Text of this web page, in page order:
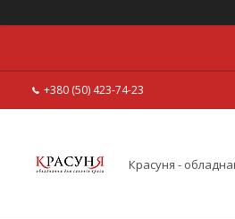
+380 (50) 423-74-23
Красуня -